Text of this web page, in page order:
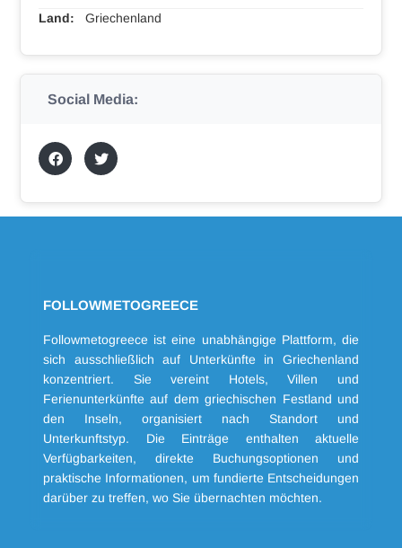
Land:
Griechenland
Social Media:
FOLLOWMETOGREECE
Followmetogreece ist eine unabhängige Plattform, die
sich ausschließlich auf Unterkünfte in Griechenland
konzentriert. Sie vereint Hotels, Villen und
Ferienunterkünfte auf dem griechischen Festland und
den Inseln, organisiert nach Standort und
Unterkunftstyp. Die Einträge enthalten aktuelle
Verfügbarkeiten, direkte Buchungsoptionen und
praktische Informationen, um fundierte Entscheidungen
darüber zu treffen, wo Sie übernachten möchten.